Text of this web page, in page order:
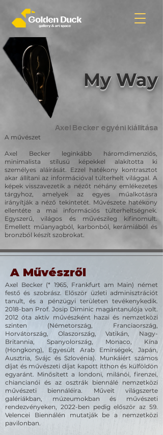
My Way
Axel Becker egyéni kiállítása
A művészet
Axel Becker leginkább háromdimenziós,
minimalista stílusú képekkel alakította ki
személyes aláírását. Ezzel hatékony kontrasztot
akar állítani az információval túlterhelt világgal. A
képek visszavezetik a nézőt néhány emlékezetes
tárgyhoz, amelyek az egyes műalkotásra
irányítják a néző tekintetét. Művészete hatékony
ellentéte a mai információs túlterheltségnek.
Egyszerű, világos és művészileg kifinomult.
Emellett műanyagból, karbonból, kerámiából és
bronzból készít szobrokat.
A Művészről
Axel Becker (* 1965, Frankfurt am Main) német
festő és szobrász. Először üzleti adminisztrációt
tanult, és a pénzügyi területen tevékenykedik.
2018-ban Prof. Josip Diminic magántanulója volt.
2012 óta aktív művészként hazai és nemzetközi
szinten (Németország, Franciaország,
Horvátország, Olaszország, Vatikán, Nagy-
Britannia, Spanyolország, Monaco, Kína
(Hongkong), Egyesült Arab Emírségek, Japán,
Ausztria, Svájc és Szlovénia). Munkáiért számos
díjat és művészeti díjat kapott itthon és külföldön
egyaránt. Minősített a londoni, milánói, firenzei,
chiancianói és az osztrák biennálé nemzetközi
művészeti biennáléira. Műveit világszerte
galériákban, múzeumokban és művészeti
rendezvényeken, 2022-ben pedig először az 59.
Velencei Biennálén mutatják be a nemzetközi
pavilonban.